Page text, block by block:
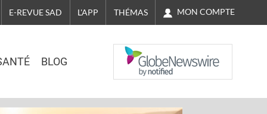
E-REVUE SAD L'APP THÉMAS MON COMPTE
BLOG
NASDAQ